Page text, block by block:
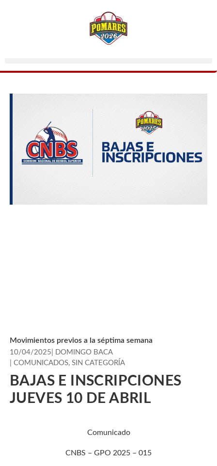
Movimientos previos a la séptima semana
10/04/2025
DOMINGO BACA
COMUNICADOS, SIN CATEGORÍA
BAJAS E INSCRIPCIONES
JUEVES 10 DE ABRIL
Comunicado
CNBS – GPO 2025 – 015